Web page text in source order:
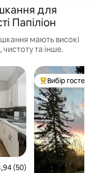
для
Папіліон
мають високі
та інше.
оцінка: 4,94 з 5,
(50)
Топ вибір гостей
Вибір гостей